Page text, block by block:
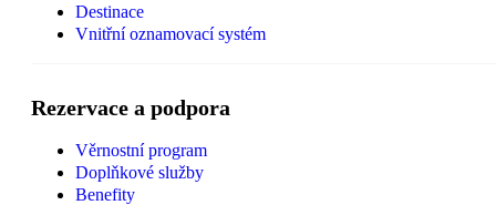
Destinace
Vnitřní oznamovací systém
Rezervace a podpora
Věrnostní program
Doplňkové služby
Benefity